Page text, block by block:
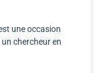
une occasion
chercheur en